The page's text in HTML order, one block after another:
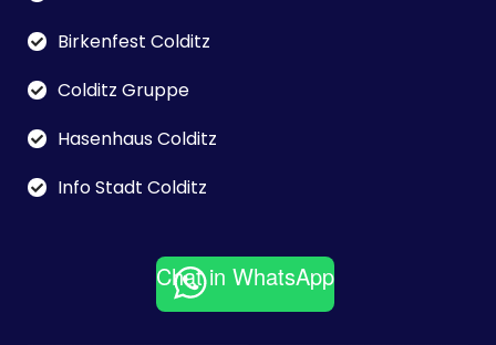
Birkenfest Colditz
Colditz Gruppe
Hasenhaus Colditz
Info Stadt Colditz
Chat in WhatsApp